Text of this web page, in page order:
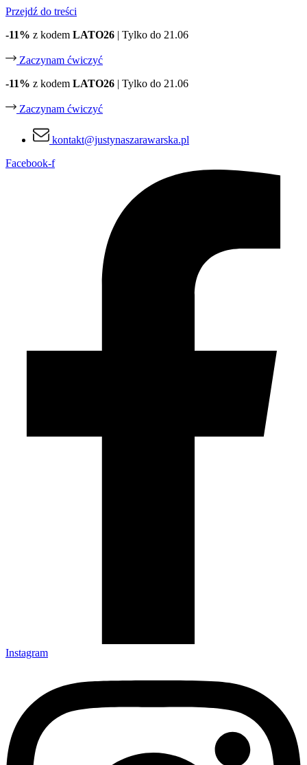
Przejdź do treści
-11% z kodem LATO26 | Tylko do 21.06
Zaczynam ćwiczyć
-11% z kodem LATO26 | Tylko do 21.06
Zaczynam ćwiczyć
kontakt@justynaszarawarska.pl
Facebook-f
Instagram